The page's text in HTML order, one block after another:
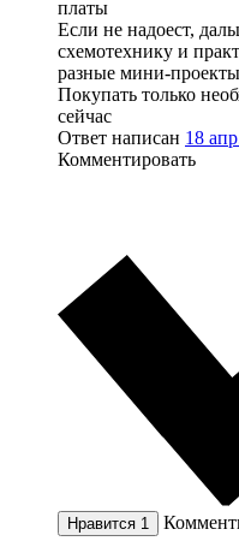
платы
Если не надоест,
схемотехнику и
разные мини-
Покупать только
сейчас
Ответ написан 18
Комментировать
Нравится 1